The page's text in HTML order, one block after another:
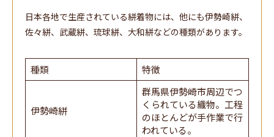
日本各地で生産されている絣着物には、他にも伊勢崎絣、
佐々絣、武蔵絣、琉球絣、大和絣などの種類があります。
種類 特徴
伊勢崎絣
群馬県伊勢崎市周辺でつ
くられている織物。工程
のほとんどが手作業で行
われている。